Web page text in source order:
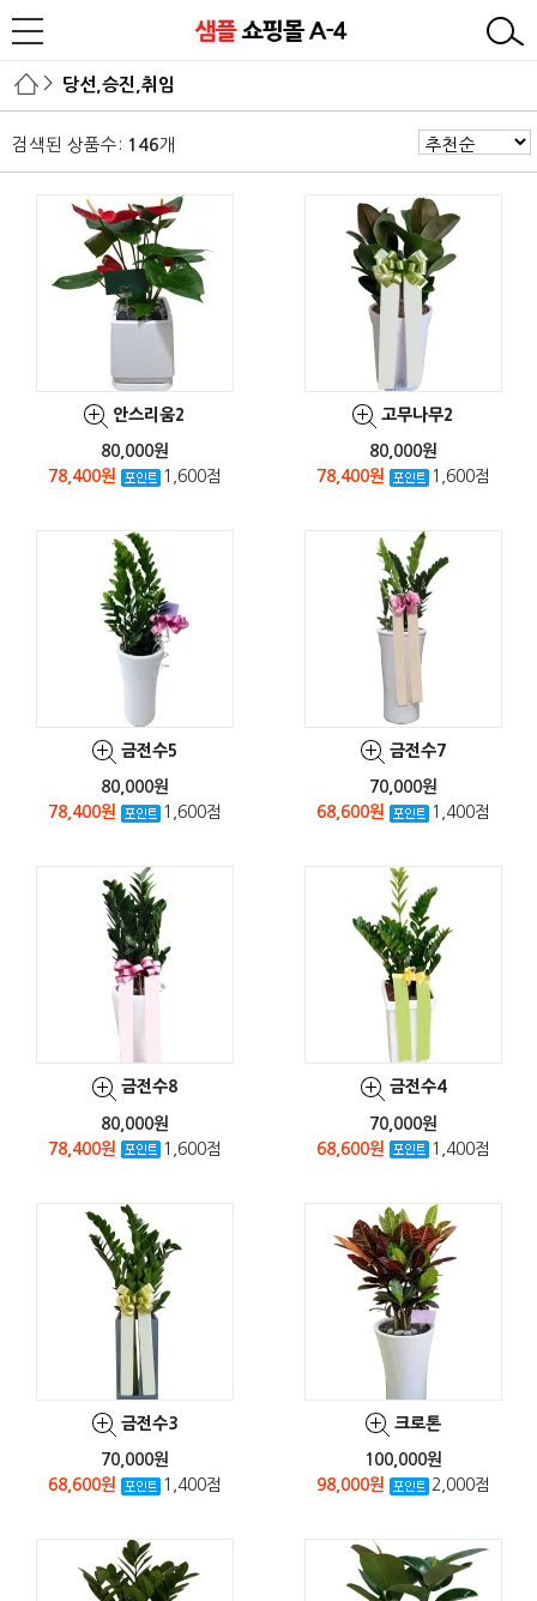
> 당선,승진,취임
검색된 상품수: 146개
안스리움2
80,000원
78,400원
1,600점
고무나무2
80,000원
78,400원
1,600점
금전수5
80,000원
78,400원
1,600점
금전수7
70,000원
68,600원
1,400점
금전수8
80,000원
78,400원
1,600점
금전수4
70,000원
68,600원
1,400점
금전수3
70,000원
68,600원
1,400점
크로톤
100,000원
98,000원
2,000점